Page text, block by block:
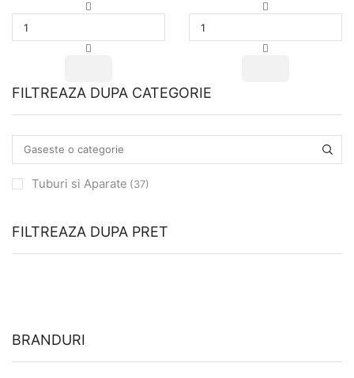
Bucati
FILTREAZA DUPA CATEGORIE
Tuburi si Aparate (37)
FILTREAZA DUPA PRET
BRANDURI